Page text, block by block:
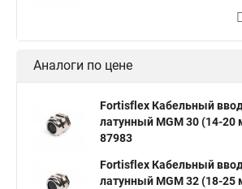
Аналоги по цене
Fortisflex Кабельный
латунный МGM 30 (14-20
87983
Fortisflex Кабельный
латунный МGM 32 (18-25